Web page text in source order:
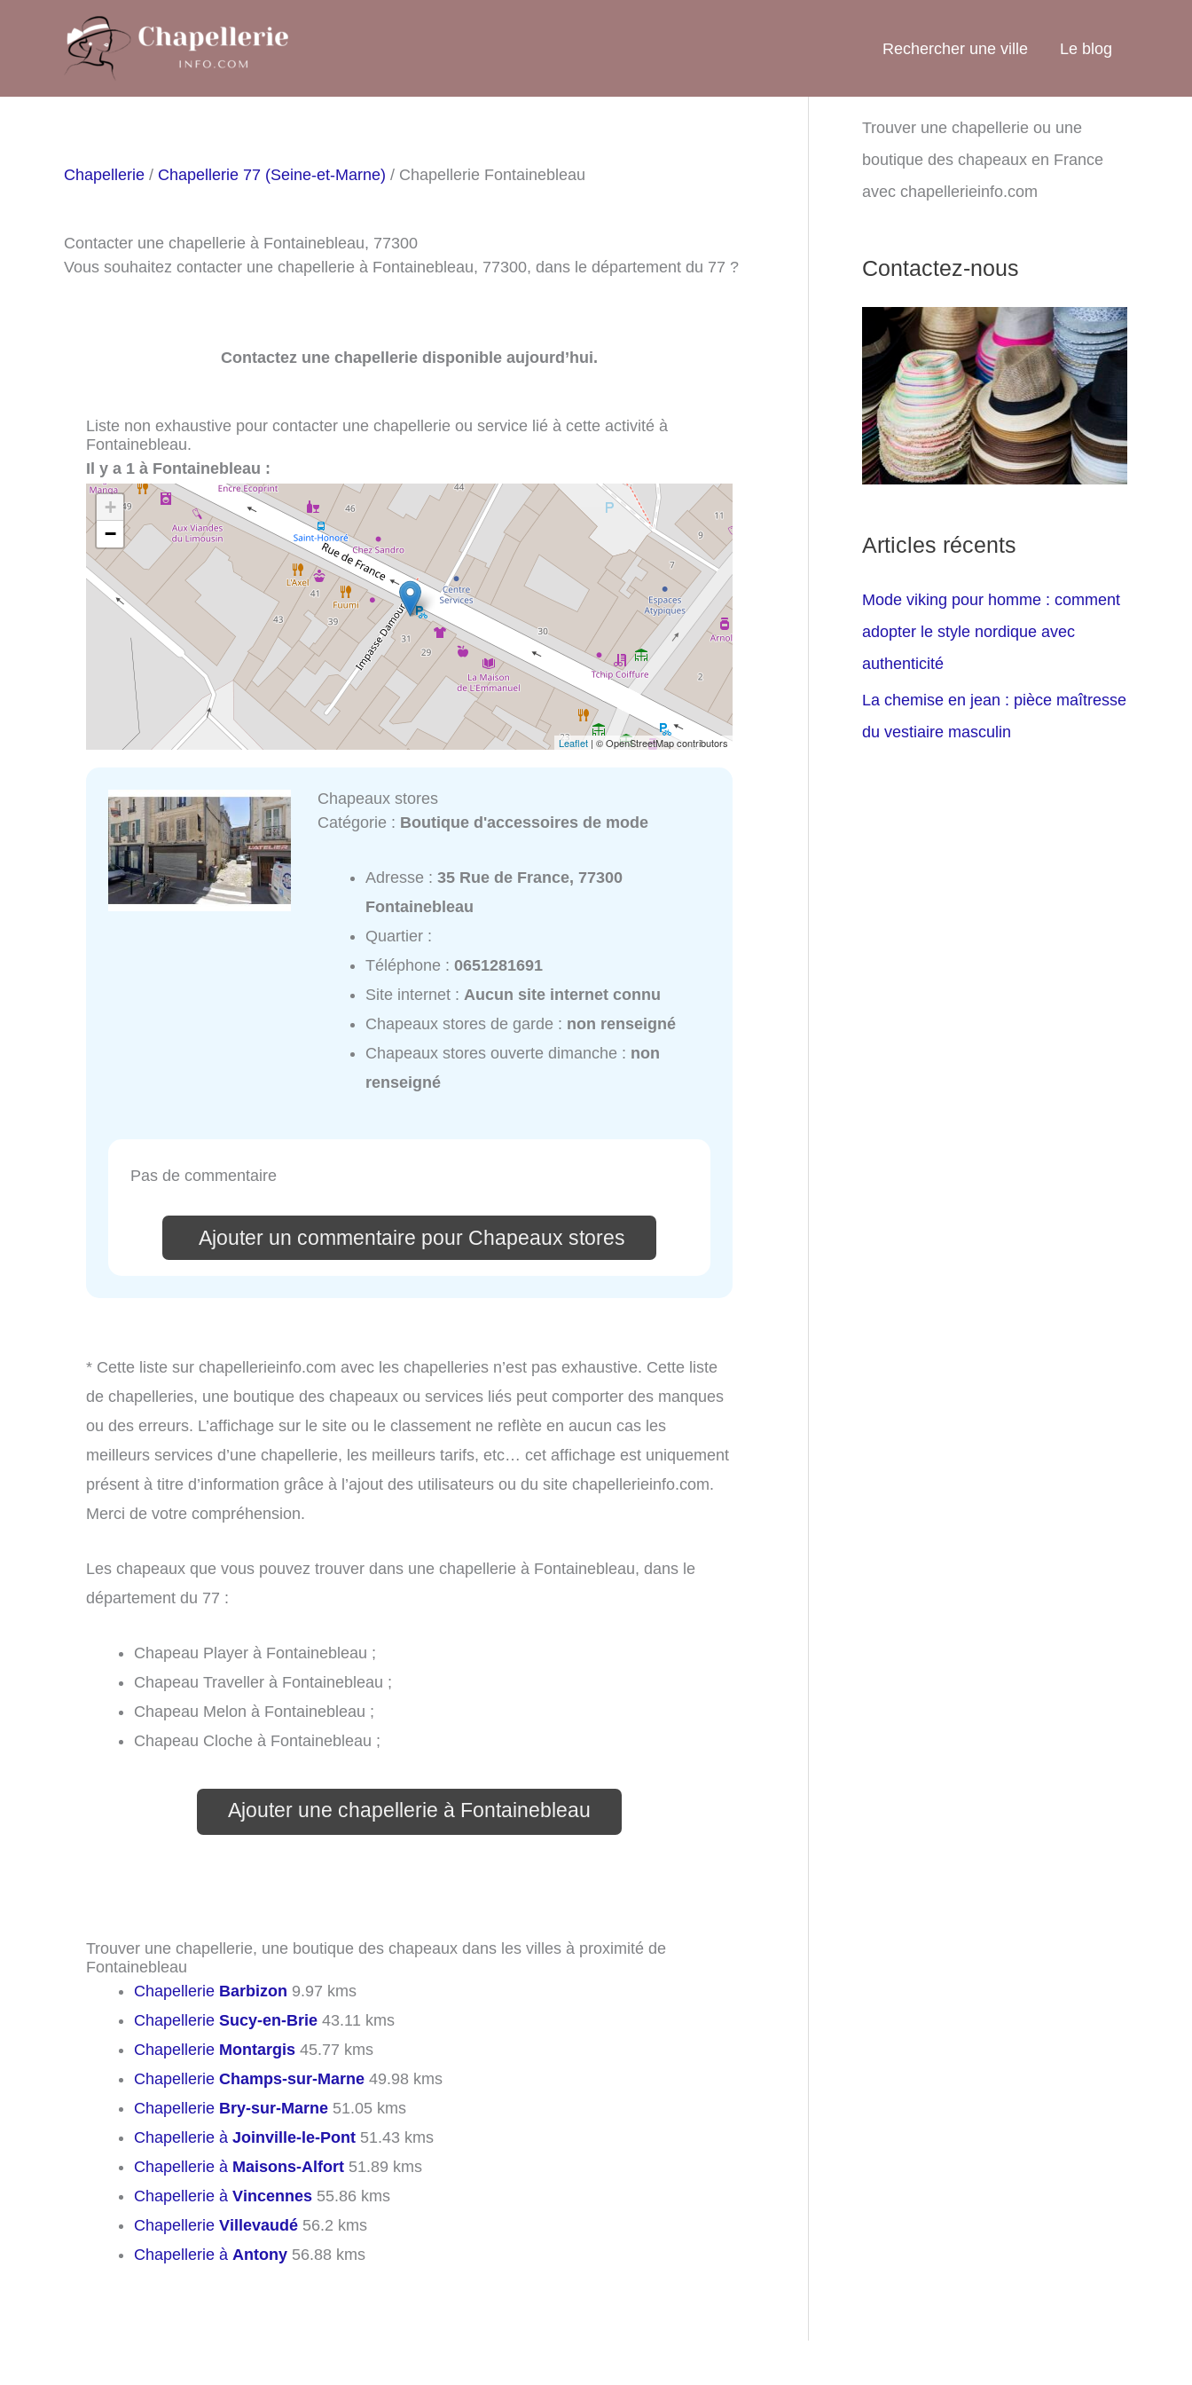
Rechercher une ville Le blog
Chapellerie / Chapellerie 77 (Seine-et-Marne) / Chapellerie Fontainebleau
Contacter une chapellerie à Fontainebleau, 77300
Vous souhaitez contacter une chapellerie à Fontainebleau, 77300, dans le département du 77 ?
Contactez une chapellerie disponible aujourd’hui.
Liste non exhaustive pour contacter une chapellerie ou service lié à cette activité à
Fontainebleau.
Il y a 1 à Fontainebleau :
+
−
Leaflet | © OpenStreetMap contributors
Chapeaux stores
Catégorie : Boutique d'accessoires de mode
Adresse :35 Rue de France, 77300
Fontainebleau
Quartier :
Téléphone :0651281691
Site internet : Aucun site internet connu
Chapeaux stores de garde : non renseigné
Chapeaux stores ouverte dimanche : non
renseigné
Pas de commentaire
Ajouter un commentaire pour Chapeaux stores
* Cette liste sur chapellerieinfo.com avec les chapelleries n’est pas exhaustive. Cette liste
de chapelleries, une boutique des chapeaux ou services liés peut comporter des manques
ou des erreurs. L’affichage sur le site ou le classement ne reflète en aucun cas les
meilleurs services d’une chapellerie, les meilleurs tarifs, etc… cet affichage est uniquement
présent à titre d’information grâce à l’ajout des utilisateurs ou du site chapellerieinfo.com.
Merci de votre compréhension.
Les chapeaux que vous pouvez trouver dans une chapellerie à Fontainebleau, dans le
département du 77 :
Chapeau Player à Fontainebleau ;
Chapeau Traveller à Fontainebleau ;
Chapeau Melon à Fontainebleau ;
Chapeau Cloche à Fontainebleau ;
Ajouter une chapellerie à Fontainebleau
Trouver une chapellerie, une boutique des chapeaux dans les villes à proximité de
Fontainebleau
Chapellerie Barbizon 9.97 kms
Chapellerie Sucy-en-Brie 43.11 kms
Chapellerie Montargis 45.77 kms
Chapellerie Champs-sur-Marne 49.98 kms
Chapellerie Bry-sur-Marne 51.05 kms
Chapellerie à Joinville-le-Pont 51.43 kms
Chapellerie à Maisons-Alfort 51.89 kms
Chapellerie à Vincennes 55.86 kms
Chapellerie Villevaudé 56.2 kms
Chapellerie à Antony 56.88 kms
Trouver une chapellerie ou une
boutique des chapeaux en France
avec chapellerieinfo.com
Contactez-nous
Articles récents
Mode viking pour homme : comment
adopter le style nordique avec
authenticité
La chemise en jean : pièce maîtresse
du vestiaire masculin